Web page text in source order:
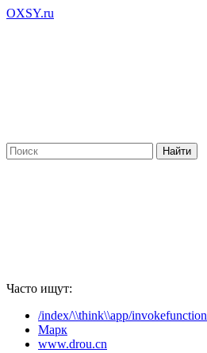
OXSY.ru
Часто ищут:
/index/\\think\\app/invokefunction
Марк
www.drou.cn